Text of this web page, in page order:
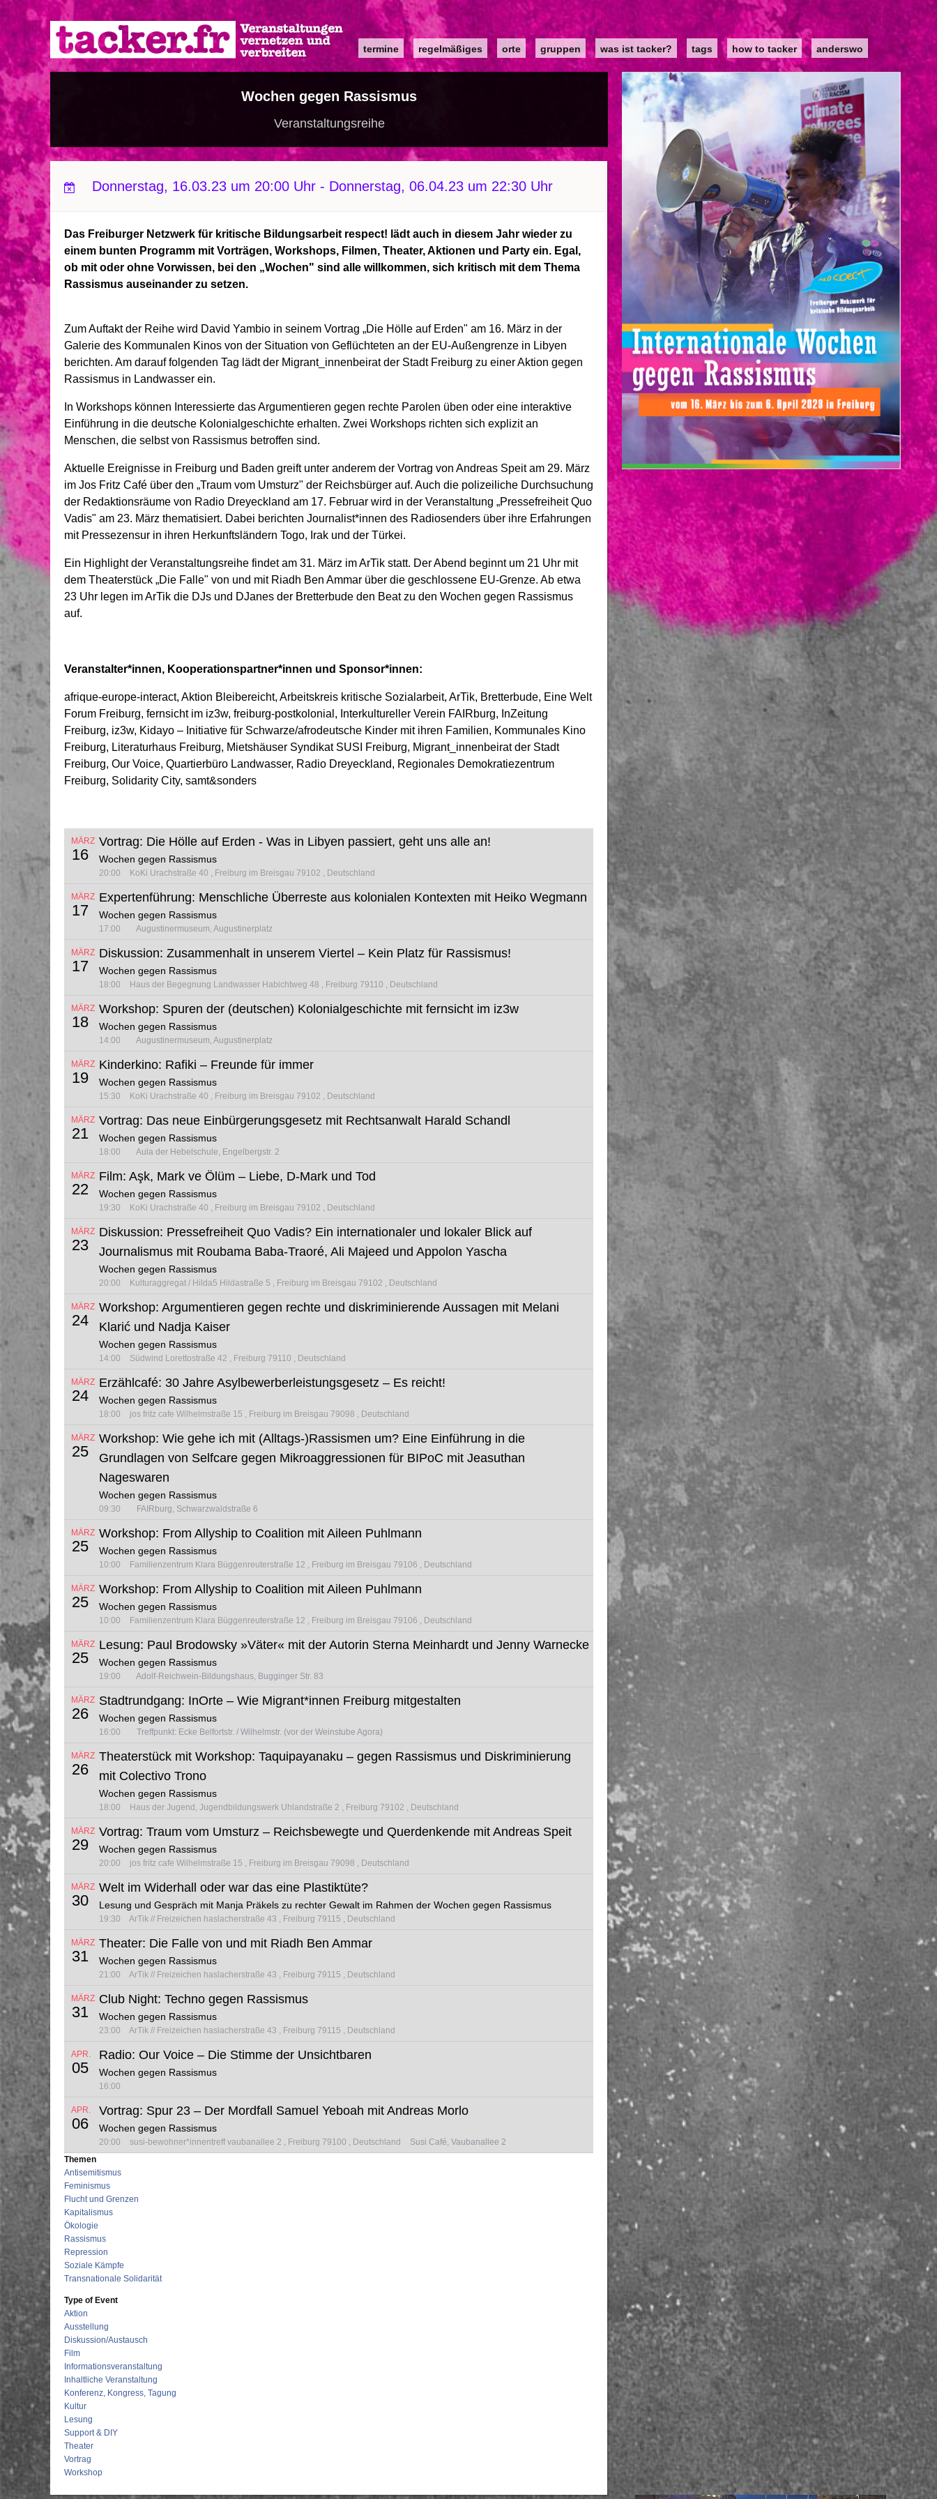
Direkt
Inhalt
Main
navigation
termine regelmäßiges orte gruppen was ist tacker? tags how to tacker anderswo
Wochen gegen Rassismus
Veranstaltungsreihe
Donnerstag, 16.03.23 um 20:00 Uhr - Donnerstag, 06.04.23 um 22:30 Uhr
Das Freiburger Netzwerk für kritische Bildungsarbeit respect! lädt auch in diesem Jahr wieder zu
einem bunten Programm mit Vorträgen, Workshops, Filmen, Theater, Aktionen und Party ein. Egal,
ob mit oder ohne Vorwissen, bei den „Wochen" sind alle willkommen, sich kritisch mit dem Thema
Rassismus auseinander zu setzen.
Zum Auftakt der Reihe wird David Yambio in seinem Vortrag „Die Hölle auf Erden" am 16. März in der
Galerie des Kommunalen Kinos von der Situation von Geflüchteten an der EU-Außengrenze in Libyen
berichten. Am darauf folgenden Tag lädt der Migrant_innenbeirat der Stadt Freiburg zu einer Aktion gegen
Rassismus in Landwasser ein.
In Workshops können Interessierte das Argumentieren gegen rechte Parolen üben oder eine interaktive
Einführung in die deutsche Kolonialgeschichte erhalten. Zwei Workshops richten sich explizit an
Menschen, die selbst von Rassismus betroffen sind.
Aktuelle Ereignisse in Freiburg und Baden greift unter anderem der Vortrag von Andreas Speit am 29. März
im Jos Fritz Café über den „Traum vom Umsturz" der Reichsbürger auf. Auch die polizeiliche Durchsuchung
der Redaktionsräume von Radio Dreyeckland am 17. Februar wird in der Veranstaltung „Pressefreiheit Quo
Vadis" am 23. März thematisiert. Dabei berichten Journalist*innen des Radiosenders über ihre Erfahrungen
mit Pressezensur in ihren Herkunftsländern Togo, Irak und der Türkei.
Ein Highlight der Veranstaltungsreihe findet am 31. März im ArTik statt. Der Abend beginnt um 21 Uhr mit
dem Theaterstück „Die Falle" von und mit Riadh Ben Ammar über die geschlossene EU-Grenze. Ab etwa
23 Uhr legen im ArTik die DJs und DJanes der Bretterbude den Beat zu den Wochen gegen Rassismus
auf.
Veranstalter*innen, Kooperationspartner*innen und Sponsor*innen:
afrique-europe-interact, Aktion Bleibereicht, Arbeitskreis kritische Sozialarbeit, ArTik, Bretterbude, Eine Welt
Forum Freiburg, fernsicht im iz3w, freiburg-postkolonial, Interkultureller Verein FAIRburg, InZeitung
Freiburg, iz3w, Kidayo – Initiative für Schwarze/afrodeutsche Kinder mit ihren Familien, Kommunales Kino
Freiburg, Literaturhaus Freiburg, Mietshäuser Syndikat SUSI Freiburg, Migrant_innenbeirat der Stadt
Freiburg, Our Voice, Quartierbüro Landwasser, Radio Dreyeckland, Regionales Demokratiezentrum
Freiburg, Solidarity City, samt&sonders
MÄRZ
16
Vortrag: Die Hölle auf Erden - Was in Libyen passiert, geht uns alle an!
Wochen gegen Rassismus
20:00 KoKi Urachstraße 40 Freiburg im Breisgau 79102 Deutschland
MÄRZ
17
Expertenführung: Menschliche Überreste aus kolonialen Kontexten mit Heiko Wegmann
Wochen gegen Rassismus
17:00 Augustinermuseum, Augustinerplatz
MÄRZ
17
Diskussion: Zusammenhalt in unserem Viertel – Kein Platz für Rassismus!
Wochen gegen Rassismus
18:00 Haus der Begegnung Landwasser Habichtweg 48 Freiburg 79110 Deutschland
MÄRZ
18
Workshop: Spuren der (deutschen) Kolonialgeschichte mit fernsicht im iz3w
Wochen gegen Rassismus
14:00 Augustinermuseum, Augustinerplatz
MÄRZ
19
Kinderkino: Rafiki – Freunde für immer
Wochen gegen Rassismus
15:30 KoKi Urachstraße 40 Freiburg im Breisgau 79102 Deutschland
MÄRZ
21
Vortrag: Das neue Einbürgerungsgesetz mit Rechtsanwalt Harald Schandl
Wochen gegen Rassismus
18:00 Aula der Hebelschule, Engelbergstr. 2
MÄRZ
22
Film: Aşk, Mark ve Ölüm – Liebe, D-Mark und Tod
Wochen gegen Rassismus
19:30 KoKi Urachstraße 40 Freiburg im Breisgau 79102 Deutschland
MÄRZ
23
Diskussion: Pressefreiheit Quo Vadis? Ein internationaler und lokaler Blick auf
Journalismus mit Roubama Baba-Traoré, Ali Majeed und Appolon Yascha
Wochen gegen Rassismus
20:00 Kulturaggregat / Hilda5 Hildastraße 5 Freiburg im Breisgau 79102 Deutschland
MÄRZ
24
Workshop: Argumentieren gegen rechte und diskriminierende Aussagen mit Melani
Klarić und Nadja Kaiser
Wochen gegen Rassismus
14:00 Südwind Lorettostraße 42 Freiburg 79110 Deutschland
MÄRZ
24
Erzählcafé: 30 Jahre Asylbewerberleistungsgesetz – Es reicht!
Wochen gegen Rassismus
18:00 jos fritz cafe Wilhelmstraße 15 Freiburg im Breisgau 79098 Deutschland
MÄRZ
25
Workshop: Wie gehe ich mit (Alltags-)Rassismen um? Eine Einführung in die
Grundlagen von Selfcare gegen Mikroaggressionen für BIPoC mit Jeasuthan
Nageswaren
Wochen gegen Rassismus
09:30 FAIRburg, Schwarzwaldstraße 6
MÄRZ
25
Workshop: From Allyship to Coalition mit Aileen Puhlmann
Wochen gegen Rassismus
10:00 Familienzentrum Klara Büggenreuterstraße 12 Freiburg im Breisgau 79106 Deutschland
MÄRZ
25
Workshop: From Allyship to Coalition mit Aileen Puhlmann
Wochen gegen Rassismus
10:00 Familienzentrum Klara Büggenreuterstraße 12 Freiburg im Breisgau 79106 Deutschland
MÄRZ
25
Lesung: Paul Brodowsky »Väter« mit der Autorin Sterna Meinhardt und Jenny Warnecke
Wochen gegen Rassismus
19:00 Adolf-Reichwein-Bildungshaus, Bugginger Str. 83
MÄRZ
26
Stadtrundgang: InOrte – Wie Migrant*innen Freiburg mitgestalten
Wochen gegen Rassismus
16:00 Treffpunkt: Ecke Belfortstr. / Wilhelmstr. (vor der Weinstube Agora)
MÄRZ
26
Theaterstück mit Workshop: Taquipayanaku – gegen Rassismus und Diskriminierung
mit Colectivo Trono
Wochen gegen Rassismus
18:00 Haus der Jugend, Jugendbildungswerk Uhlandstraße 2 Freiburg 79102 Deutschland
MÄRZ
29
Vortrag: Traum vom Umsturz – Reichsbewegte und Querdenkende mit Andreas Speit
Wochen gegen Rassismus
20:00 jos fritz cafe Wilhelmstraße 15 Freiburg im Breisgau 79098 Deutschland
MÄRZ
30
Welt im Widerhall oder war das eine Plastiktüte?
Lesung und Gespräch mit Manja Präkels zu rechter Gewalt im Rahmen der Wochen gegen Rassismus
19:30 ArTik // Freizeichen haslacherstraße 43 Freiburg 79115 Deutschland
MÄRZ
31
Theater: Die Falle von und mit Riadh Ben Ammar
Wochen gegen Rassismus
21:00 ArTik // Freizeichen haslacherstraße 43 Freiburg 79115 Deutschland
MÄRZ
31
Club Night: Techno gegen Rassismus
Wochen gegen Rassismus
23:00 ArTik // Freizeichen haslacherstraße 43 Freiburg 79115 Deutschland
APR.
05
Radio: Our Voice – Die Stimme der Unsichtbaren
Wochen gegen Rassismus
16:00
APR.
06
Vortrag: Spur 23 – Der Mordfall Samuel Yeboah mit Andreas Morlo
Wochen gegen Rassismus
20:00 susi-bewohner*innentreff vaubanallee 2 Freiburg 79100 Deutschland
Susi Café, Vaubanallee 2
Themen
Antisemitismus
Feminismus
Flucht und Grenzen
Kapitalismus
Ökologie
Rassismus
Repression
Soziale Kämpfe
Transnationale Solidarität
Type of Event
Aktion
Ausstellung
Diskussion/Austausch
Film
Informationsveranstaltung
Inhaltliche Veranstaltung
Konferenz, Kongress, Tagung
Kultur
Lesung
Support & DIY
Theater
Vortrag
Workshop